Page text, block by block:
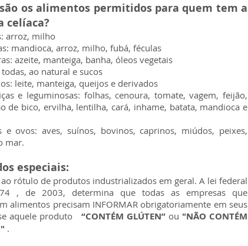
os alimentos permitidos para quem tem a
celíaca?
arroz, milho
mandioca, arroz, milho, fubá, féculas
azeite, manteiga, banha, óleos vegetais
todas, ao natural e sucos
leite, manteiga, queijos e derivados
e leguminosas: folhas, cenoura, tomate, vagem, feijão,
de bico, ervilha, lentilha, cará, inhame, batata, mandioca e
e ovos: aves, suínos, bovinos, caprinos, miúdos, peixes,
mar.
especiais:
rótulo de produtos industrializados em geral. A lei federal
, de 2003, determina que todas as empresas que
alimentos precisam INFORMAR obrigatoriamente em seus
aquele produto
“CONTÉM GLÚTEN” ou "NÃO CONTÉM
.